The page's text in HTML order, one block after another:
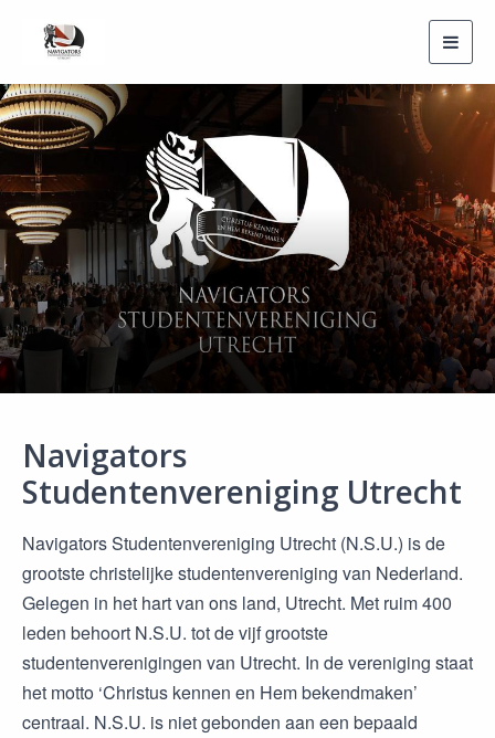
Navigators
Studentenvereniging Utrecht
Navigators Studentenvereniging Utrecht (N.S.U.) is de
grootste christelijke studentenvereniging van Nederland.
Gelegen in het hart van ons land, Utrecht. Met ruim 400
leden behoort N.S.U. tot de vijf grootste
studentenverenigingen van Utrecht. In de vereniging staat
het motto ‘Christus kennen en Hem bekendmaken’
centraal. N.S.U. is niet gebonden aan een bepaald